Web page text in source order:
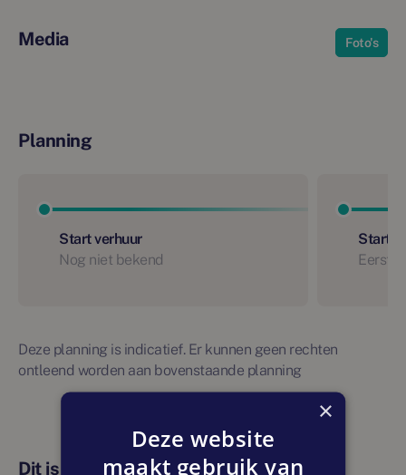
Media Foto's
Planning
Start verhuur
Nog niet bekend
Start
Eerste
Deze planning is indicatief. Er kunnen geen rechten
ontleend worden aan bovenstaande planning
Dit is de locatie
×
Deze website
maakt gebruik van